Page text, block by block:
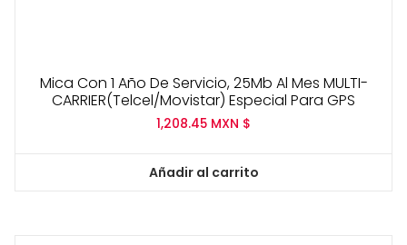
Mica Con 1 Año De Servicio, 25Mb Al Mes MULTI-
CARRIER(Telcel/Movistar) Especial Para GPS
1,208.45 MXN $
Añadir al carrito